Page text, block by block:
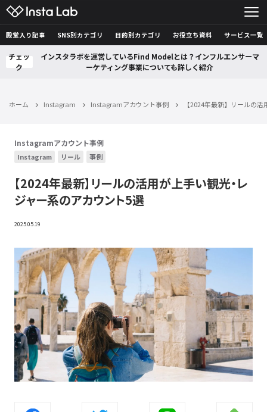
殿堂入り記事 SNS別カテゴリ 目的別カテゴリ お役立ち資料 サービス一覧
チェッ
ク
インスタラボを運営しているFind Modelとは？インフルエンサーマ
ーケティング事業についても詳しく紹介
ホーム Instagram Instagramアカウント事例 【2024年最新】リールの
Instagramアカウント事例
Instagram リール 事例
【2024年最新】リールの活用が上手い観光・レ
ジャー系のアカウント5選
2025.05.19